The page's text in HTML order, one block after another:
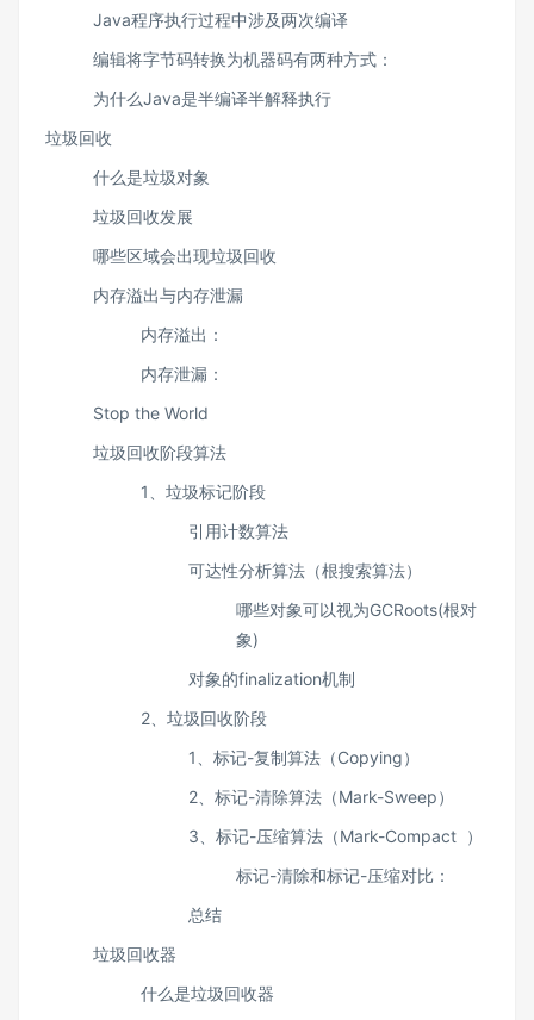
Java程序执行过程中涉及两次编译
​编辑将字节码转换为机器码有两种方式：
为什么Java是半编译半解释执行
垃圾回收
什么是垃圾对象
垃圾回收发展
哪些区域会出现垃圾回收
内存溢出与内存泄漏
内存溢出：
内存泄漏：
Stop the World
垃圾回收阶段算法
1、垃圾标记阶段
引用计数算法
可达性分析算法（根搜索算法）
哪些对象可以视为GCRoots(根对
象)
对象的finalization机制
2、垃圾回收阶段
1、标记-复制算法（Copying）
2、标记-清除算法（Mark-Sweep）
3、标记-压缩算法（Mark-Compact ）
标记-清除和标记-压缩对比：
总结
垃圾回收器
什么是垃圾回收器